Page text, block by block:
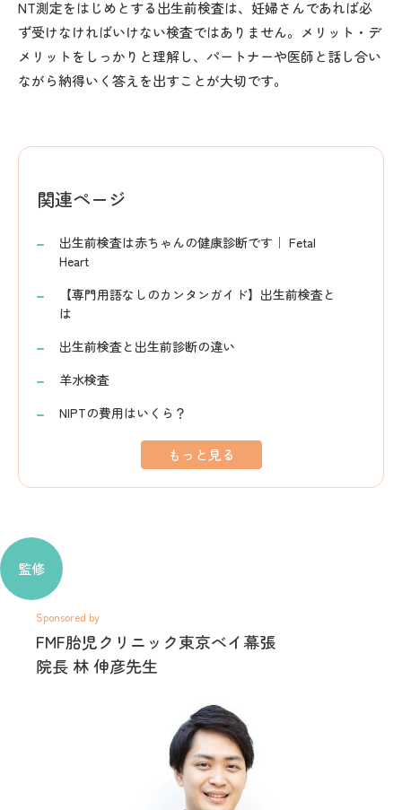
NT測定をはじめとする出生前検査は、妊婦さんであれば必
ず受けなければいけない検査ではありません。メリット・デ
メリットをしっかりと理解し、パートナーや医師と話し合い
ながら納得いく答えを出すことが大切です。
関連ページ
出生前検査は赤ちゃんの健康診断です｜ Fetal
Heart
【専門用語なしのカンタンガイド】出生前検査と
は
出生前検査と出生前診断の違い
羊水検査
NIPTの費用はいくら？
もっと見る
監修
Sponsored by
FMF胎児クリニック東京べイ幕張
院長 林 伸彦先生